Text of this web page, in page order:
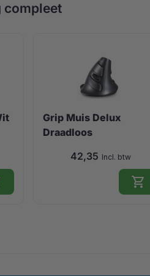
compleet
Grip Muis Delux
Draadloos
42,35 Incl. btw
shopping_cart